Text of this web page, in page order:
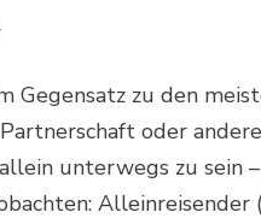
zu den
oder
unterwegs zu sein
Alleinreisender